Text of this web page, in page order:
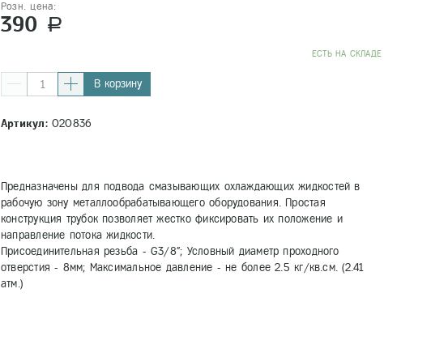
Розн. цена:
390 a
EСТЬ НА СКЛАДЕ
В корзину
Артикул:020836
Предназначены для подвода смазывающих охлаждающих жидкостей в
рабочую зону металлообрабатывающего оборудования. Простая
конструкция трубок позволяет жестко фиксировать их положение и
направление потока жидкости.
Присоединительная резьба - G3/8"; Условный диаметр проходного
отверстия - 8мм; Максимальное давление - не более 2.5 кг/кв.см. (2.41
атм.)